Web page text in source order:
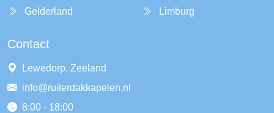
Gelderland
Limburg
Contact
Lewedorp, Zeeland
info@ruiterdakkapelen.nl
8:00 - 18:00